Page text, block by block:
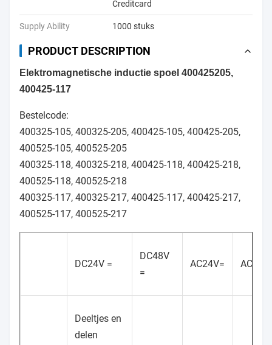
Creditcard
Supply Ability 1000 stuks
PRODUCT DESCRIPTION
Elektromagnetische inductie spoel 400425205,
400425-117
Bestelcode:
400325-105, 400325-205, 400425-105, 400425-205,
400525-105, 400525-205
400325-118, 400325-218, 400425-118, 400425-218,
400525-118, 400525-218
400325-117, 400325-217, 400425-117, 400425-217,
400525-117, 400525-217
DC24V =
DC48V
=
AC24V=
Deeltjes en
delen